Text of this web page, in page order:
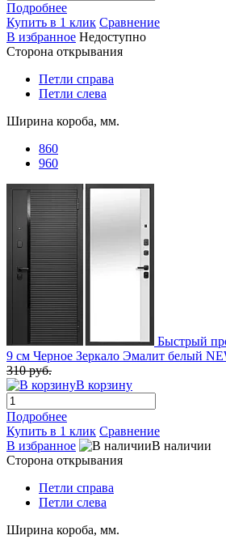
Подробнее
Купить в 1 клик Сравнение
В избранное Недоступно
Сторона открывания
Петли справа
Петли слева
Ширина короба, мм.
860
960
Быстрый
9 см Черное Зеркало Эмалит белый
310 руб.
В корзину
Подробнее
Купить в 1 клик Сравнение
В избранное
В наличии
Сторона открывания
Петли справа
Петли слева
Ширина короба, мм.